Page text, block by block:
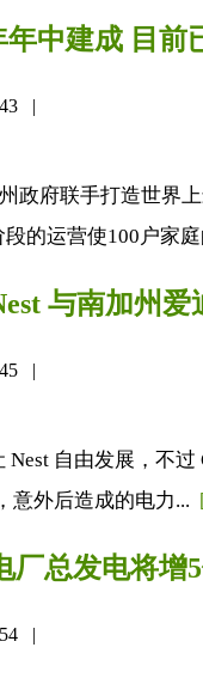
中建成 目前
|
政府联手打造世界
的运营使100户家
与南加州
|
Nest 自由发展，不
意外后造成的电力...
厂总发电将增
|